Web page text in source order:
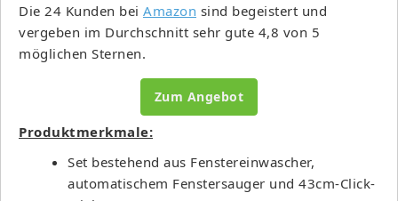
Die 24 Kunden bei Amazon sind begeistert und
vergeben im Durchschnitt sehr gute 4,8 von 5
möglichen Sternen.
Zum Angebot
Produktmerkmale:
Set bestehend aus Fenstereinwascher,
automatischem Fenstersauger und 43cm-Click-